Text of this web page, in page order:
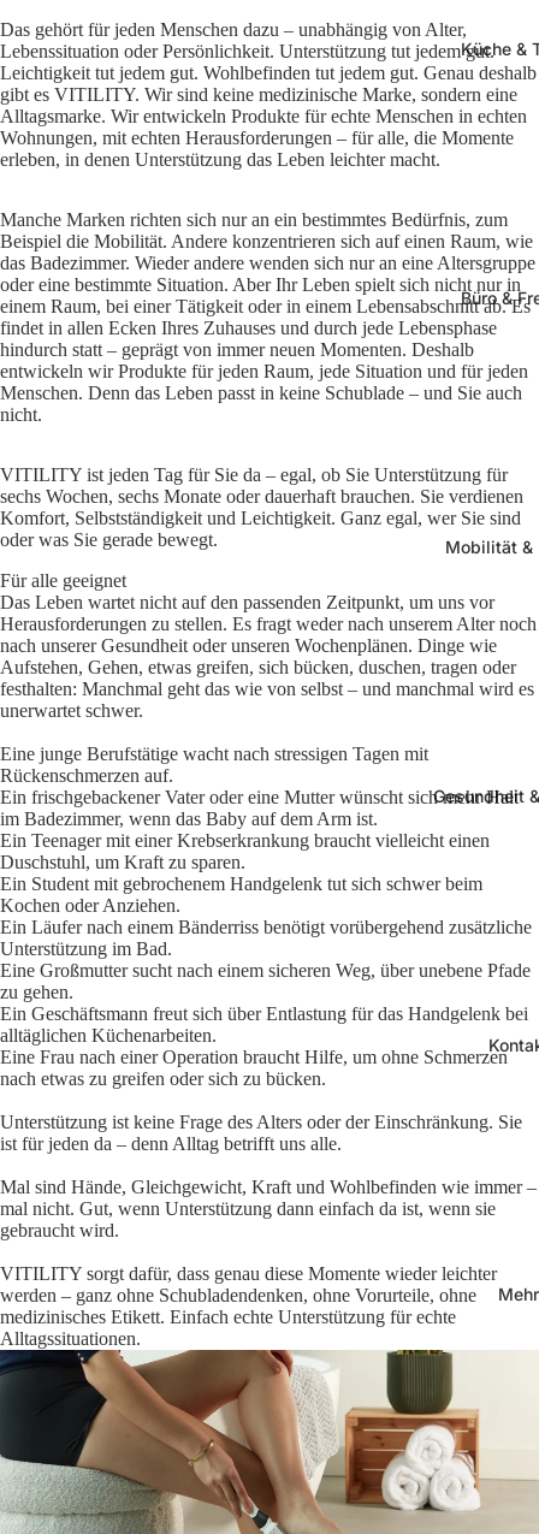
Küche &
Büro &
Mobilität &
Gesundheit
Mehr
Das gehört für jeden Menschen dazu – unabhängig von Alter,
Lebenssituation oder Persönlichkeit. Unterstützung tut jedem gut.
Leichtigkeit tut jedem gut. Wohlbefinden tut jedem gut. Genau deshalb
gibt es VITILITY. Wir sind keine medizinische Marke, sondern eine
Alltagsmarke. Wir entwickeln Produkte für echte Menschen in echten
Wohnungen, mit echten Herausforderungen – für alle, die Momente
erleben, in denen Unterstützung das Leben leichter macht.
Manche Marken richten sich nur an ein bestimmtes Bedürfnis, zum
Beispiel die Mobilität. Andere konzentrieren sich auf einen Raum, wie
das Badezimmer. Wieder andere wenden sich nur an eine Altersgruppe
oder eine bestimmte Situation. Aber Ihr Leben spielt sich nicht nur in
einem Raum, bei einer Tätigkeit oder in einem Lebensabschnitt ab. Es
findet in allen Ecken Ihres Zuhauses und durch jede Lebensphase
hindurch statt – geprägt von immer neuen Momenten. Deshalb
entwickeln wir Produkte für jeden Raum, jede Situation und für jeden
Menschen. Denn das Leben passt in keine Schublade – und Sie auch
nicht.
VITILITY ist jeden Tag für Sie da – egal, ob Sie Unterstützung für
sechs Wochen, sechs Monate oder dauerhaft brauchen. Sie verdienen
Komfort, Selbstständigkeit und Leichtigkeit. Ganz egal, wer Sie sind
oder was Sie gerade bewegt.
Für alle geeignet
Das Leben wartet nicht auf den passenden Zeitpunkt, um uns vor
Herausforderungen zu stellen. Es fragt weder nach unserem Alter noch
nach unserer Gesundheit oder unseren Wochenplänen. Dinge wie
Aufstehen, Gehen, etwas greifen, sich bücken, duschen, tragen oder
festhalten: Manchmal geht das wie von selbst – und manchmal wird es
unerwartet schwer.
Eine junge Berufstätige wacht nach stressigen Tagen mit
Rückenschmerzen auf.
Ein frischgebackener Vater oder eine Mutter wünscht sich mehr Halt
im Badezimmer, wenn das Baby auf dem Arm ist.
Ein Teenager mit einer Krebserkrankung braucht vielleicht einen
Duschstuhl, um Kraft zu sparen.
Ein Student mit gebrochenem Handgelenk tut sich schwer beim
Kochen oder Anziehen.
Ein Läufer nach einem Bänderriss benötigt vorübergehend zusätzliche
Unterstützung im Bad.
Eine Großmutter sucht nach einem sicheren Weg, über unebene Pfade
zu gehen.
Ein Geschäftsmann freut sich über Entlastung für das Handgelenk bei
alltäglichen Küchenarbeiten.
Eine Frau nach einer Operation braucht Hilfe, um ohne Schmerzen
nach etwas zu greifen oder sich zu bücken.
Unterstützung ist keine Frage des Alters oder der Einschränkung. Sie
ist für jeden da – denn Alltag betrifft uns alle.
Mal sind Hände, Gleichgewicht, Kraft und Wohlbefinden wie immer –
mal nicht. Gut, wenn Unterstützung dann einfach da ist, wenn sie
gebraucht wird.
VITILITY sorgt dafür, dass genau diese Momente wieder leichter
werden – ganz ohne Schubladendenken, ohne Vorurteile, ohne
medizinisches Etikett. Einfach echte Unterstützung für echte
Alltagssituationen.